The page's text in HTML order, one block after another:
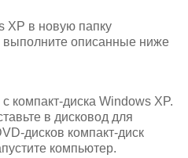
XP в новую папку
выполните описанные ниже
компакт-диска Windows XP.
в дисковод для
дисков компакт-диск
компьютер.